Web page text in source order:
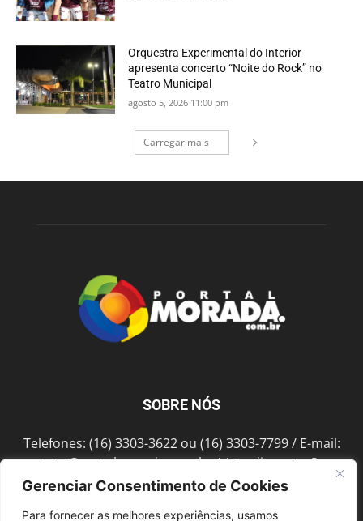
Gerenciar Consentimento de Cookies
Para fornecer as melhores experiências, usamos
Orquestra Experimental do Interior
apresenta concerto “Noite do Rock” no
Teatro Municipal
agosto 5, 2026 11:00 pm
Carregar mais
SOBRE NÓS
Telefones: (16) 3303-3622 ou (16) 3303-7799 / E-mail:
contato@portalmorada.com.br/ Atendimento: Seg a
Sex das 8h às 18h / Endereço: Av. Bento de Abreu, 889